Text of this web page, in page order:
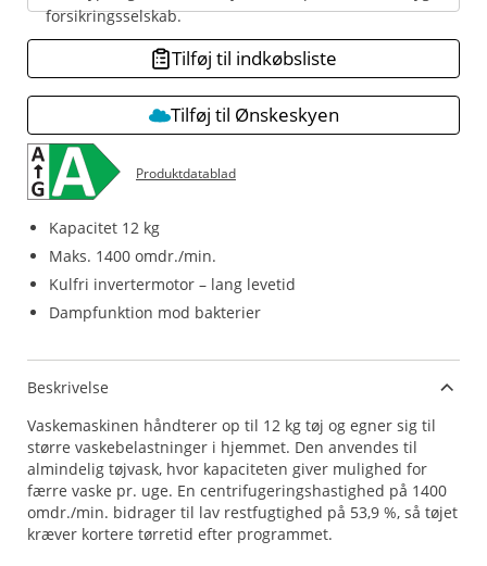
Produktdatablad
Kapacitet 12 kg
Maks. 1400 omdr./min.
Kulfri invertermotor – lang levetid
Dampfunktion mod bakterier
Tilføj til indkøbsliste
Tilføj til Ønskeskyen
Beskrivelse
Vaskemaskinen håndterer op til 12 kg tøj og egner sig til
større vaskebelastninger i hjemmet. Den anvendes til
almindelig tøjvask, hvor kapaciteten giver mulighed for
færre vaske pr. uge. En centrifugeringshastighed på 1400
omdr./min. bidrager til lav restfugtighed på 53,9 %, så tøjet
kræver kortere tørretid efter programmet.